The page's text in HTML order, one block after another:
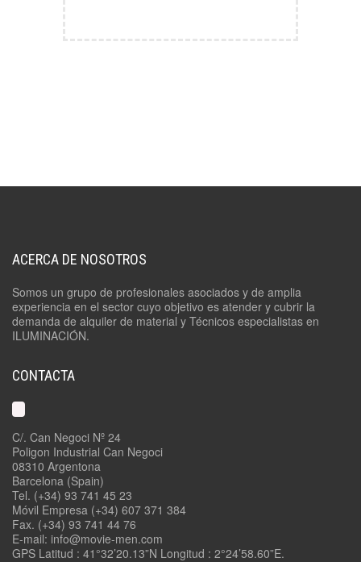
ACERCA DE NOSOTROS
Somos un grupo de profesionales asociados y de amplia
experiencia en el sector cuyo objetivo es atender y cubrir la
demanda de alquiler de material y Técnicos especialistas en
ILUMINACIÓN.
CONTACTA
C/. Can Negoci Nº 24
Poligon Industrial Can Negoci
08310 Argentona
Barcelona (Spain)
Tel. (+34) 93 741 45 23
Móvil Empresa (+34) 607 371 384
Fax. (+34) 93 741 44 76
E-mail: info@movie-men.com
GPS Latitud : 41°32’20.13”N Longitud : 2°24’58.60”E.